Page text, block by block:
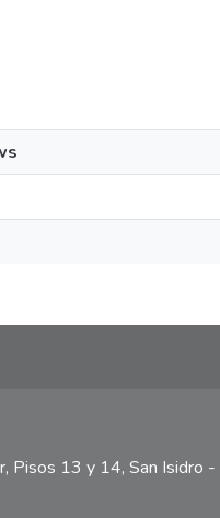
13 y 14, San Isidro -